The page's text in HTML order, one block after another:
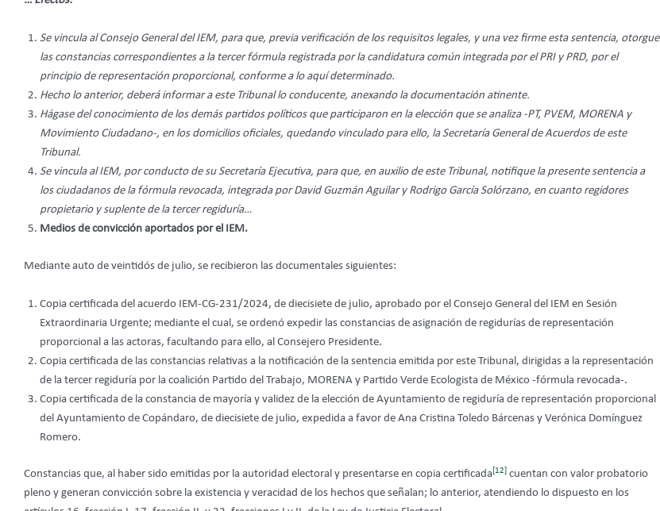
Se vincula al Consejo General del IEM, para que, previa verificación de los requisitos legales, y una vez firme esta sentencia, otorgue
las constancias correspondientes a la tercer fórmula registrada por la candidatura común integrada por el PRI y PRD, por el
principio de representación proporcional, conforme a lo aquí determinado.
Hecho lo anterior, deberá informar a este Tribunal lo conducente, anexando la documentación atinente.
Hágase del conocimiento de los demás partidos políticos que participaron en la elección que se analiza -PT, PVEM, MORENA y
Movimiento Ciudadano-, en los domicilios oficiales, quedando vinculado para ello, la Secretaría General de Acuerdos de este
Tribunal.
Se vincula al IEM, por conducto de su Secretaría Ejecutiva, para que, en auxilio de este Tribunal, notifique la presente sentencia a
los ciudadanos de la fórmula revocada, integrada por David Guzmán Aguilar y Rodrigo García Solórzano, en cuanto regidores
propietario y suplente de la tercer regiduría…
Medios de convicción aportados por el IEM.
Mediante auto de veintidós de julio, se recibieron las documentales siguientes:
Copia certificada del acuerdo IEM-CG-231/2024, de diecisiete de julio, aprobado por el Consejo General del IEM en Sesión
Extraordinaria Urgente; mediante el cual, se ordenó expedir las constancias de asignación de regidurías de representación
proporcional a las actoras, facultando para ello, al Consejero Presidente.
Copia certificada de las constancias relativas a la notificación de la sentencia emitida por este Tribunal, dirigidas a la representación
de la tercer regiduría por la coalición Partido del Trabajo, MORENA y Partido Verde Ecologista de México -fórmula revocada-.
Copia certificada de la constancia de mayoría y validez de la elección de Ayuntamiento de regiduría de representación proporcional
del Ayuntamiento de Copándaro, de diecisiete de julio, expedida a favor de Ana Cristina Toledo Bárcenas y Verónica Domínguez
Romero.
Constancias que, al haber sido emitidas por la autoridad electoral y presentarse en copia certificada [12]
cuentan con valor probatorio
pleno y generan convicción sobre la existencia y veracidad de los hechos que señalan; lo anterior, atendiendo lo dispuesto en los